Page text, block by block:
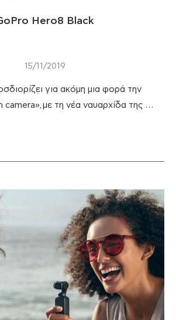
Hero8 Black
15/11/2019
για ακόμη μια φορά την
camera», με τη νέα ναυαρχίδα της …